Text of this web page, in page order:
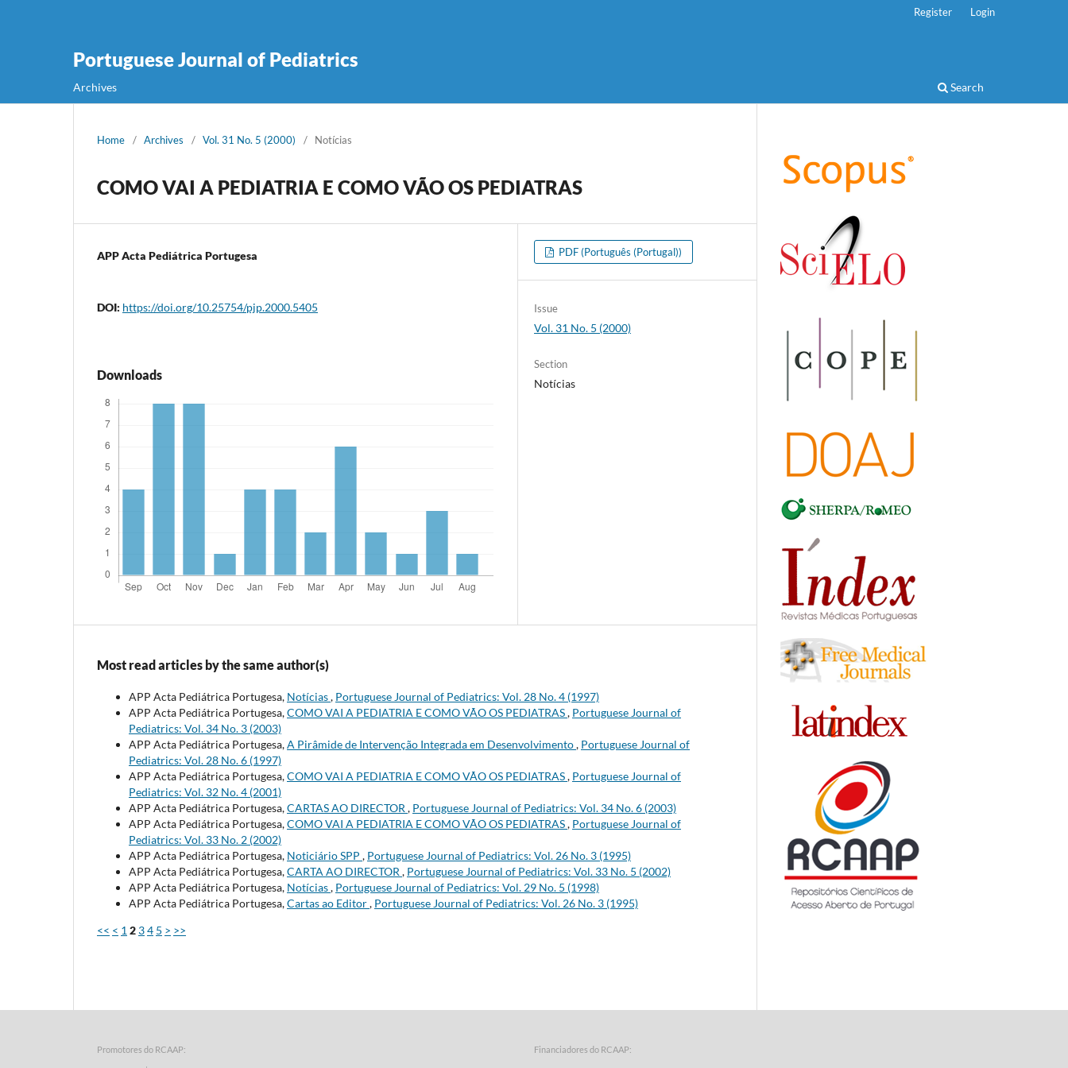
Portuguese Journal of Pediatrics
Archives Search
Register Login
Home / Archives / Vol. 31 No. 5 (2000) / Notícias
COMO VAI A PEDIATRIA E COMO VÃO OS PEDIATRAS
APP Acta Pediátrica Portugesa
DOI: https://doi.org/10.25754/pjp.2000.5405
Downloads
PDF (Português (Portugal))
Issue
Vol. 31 No. 5 (2000)
Section
Notícias
Most read articles by the same author(s)
APP Acta Pediátrica Portugesa, Notícias, Portuguese Journal of Pediatrics: Vol. 28 No. 4 (1997)
APP Acta Pediátrica Portugesa,COMO VAI A PEDIATRIA E COMO VÃO OS PEDIATRAS, Portuguese Journal of
Pediatrics: Vol. 34 No. 3 (2003)
APP Acta Pediátrica Portugesa,A Pirâmide de Intervenção Integrada em Desenvolvimento, Portuguese Journal of
Pediatrics: Vol. 28 No. 6 (1997)
APP Acta Pediátrica Portugesa,COMO VAI A PEDIATRIA E COMO VÃO OS PEDIATRAS, Portuguese Journal of
Pediatrics: Vol. 32 No. 4 (2001)
APP Acta Pediátrica Portugesa,CARTAS AO DIRECTOR , Portuguese Journal of Pediatrics: Vol. 34 No. 6 (2003)
APP Acta Pediátrica Portugesa,COMO VAI A PEDIATRIA E COMO VÃO OS PEDIATRAS, Portuguese Journal of
Pediatrics: Vol. 33 No. 2 (2002)
APP Acta Pediátrica Portugesa, Noticiário SPP , Portuguese Journal of Pediatrics: Vol. 26 No. 3 (1995)
APP Acta Pediátrica Portugesa,CARTA AO DIRECTOR , Portuguese Journal of Pediatrics: Vol. 33 No. 5 (2002)
APP Acta Pediátrica Portugesa, Notícias, Portuguese Journal of Pediatrics: Vol. 29 No. 5 (1998)
APP Acta Pediátrica Portugesa,Cartas ao Editor, Portuguese Journal of Pediatrics: Vol. 26 No. 3 (1995)
<< < 1 2 34 5 > >>
Promotores do RCAAP: Financiadores do RCAAP: